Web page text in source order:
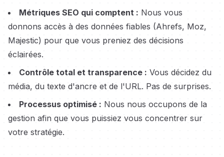
Métriques SEO qui comptent : Nous vous
donnons accès à des données fiables (Ahrefs, Moz,
Majestic) pour que vous preniez des décisions
éclairées.
Contrôle total et transparence : Vous décidez du
média, du texte d'ancre et de l'URL. Pas de surprises.
Processus optimisé : Nous nous occupons de la
gestion afin que vous puissiez vous concentrer sur
votre stratégie.